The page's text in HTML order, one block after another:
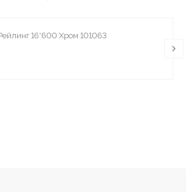
16*600 Хром 101063